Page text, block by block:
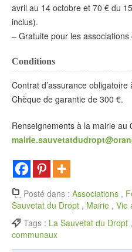
avril au 14 octobre et 70 € du
inclus).
– Gratuite pour les
Conditions
Contrat d’assurance
Chèque de garantie de 300 €.
Renseignements à la mairie au
Posté dans : Associations ,
Sauvetat du Dropt , Mairie , Vie
Tags : La Sauvetat du Dropt ,
communaux